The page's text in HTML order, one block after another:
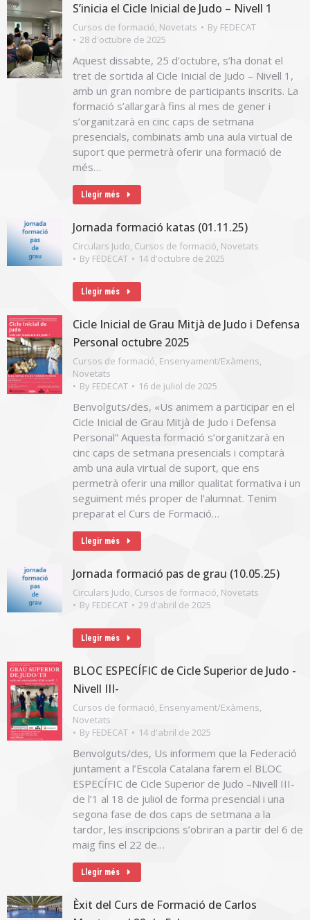
S’inicia el Cicle Inicial de Judo – Nivell 1
Cursos de formació, Novetats By FEDECAT
28 d'octubre de 2025
Aquest dissabte, 25 d’octubre, s’ha donat el
tret de sortida al Cicle Inicial de Judo – Nivell 1,
amb un gran nombre de participants inscrits. La
formació s’allargarà fins al mes de gener i
s’organitzarà en cinc caps de setmana
presencials, combinats amb una aula virtual de
suport que permetrà oferir una formació de
més…
Llegir més
Jornada formació katas (01.11.25)
Circulars Judo, Cursos de formació, Novetats
By FEDECAT 14 d'octubre de 2025
Llegir més
Cicle Inicial de Grau Mitjà de Judo i Defensa
Personal octubre 2025
Cursos de formació, Ensenyament/Exàmens,
Novetats
By FEDECAT 16 de juliol de 2025
Benvolguts/des, «Us animem a participar en el
Cicle Inicial de Grau Mitjà de Judo i Defensa
Personal” Aquesta formació s’organitzarà en
cinc caps de setmana presencials i comptarà
amb una aula virtual de suport, que ens
permetrà oferir una millor qualitat formativa i un
seguiment més proper de l’alumnat. Tenim
preparat el Curs de Formació…
Llegir més
Jornada formació pas de grau (10.05.25)
Circulars Judo, Cursos de formació, Novetats
By FEDECAT 29 d'abril de 2025
Llegir més
BLOC ESPECÍFIC de Cicle Superior de Judo -
Nivell III-
Cursos de formació, Ensenyament/Exàmens,
Novetats
By FEDECAT 14 d'abril de 2025
Benvolguts/des, Us informem que la Federació
juntament a l’Escola Catalana farem el BLOC
ESPECÍFIC de Cicle Superior de Judo –Nivell III-
de l’1 al 18 de juliol de forma presencial i una
segona fase de dos caps de setmana a la
tardor, les inscripcions s’obriran a partir del 6 de
maig fins el 22 de…
Llegir més
Èxit del Curs de Formació de Carlos